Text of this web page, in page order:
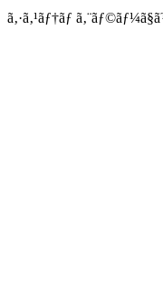
ã‚·ã‚¹ãƒ†ãƒ